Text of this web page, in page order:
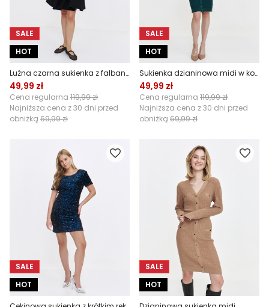
SALE
HOT
Luźna czarna sukienka z falbaną
49,99 zł
Cena regularna 119,99 zł
Najniższa cena z 30 dni przed
obniżką 69,99 zł
SALE
HOT
Sukienka dzianinowa midi w kolorze ciemnej zieleni
49,99 zł
Cena regularna 119,99 zł
Najniższa cena z 30 dni przed
obniżką 69,99 zł
SALE
HOT
SALE
HOT